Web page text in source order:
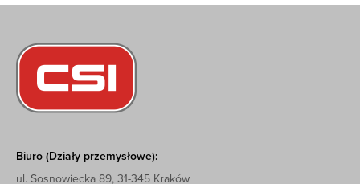
Biuro (Działy przemysłowe):
ul. Sosnowiecka 89, 31-345 Kraków